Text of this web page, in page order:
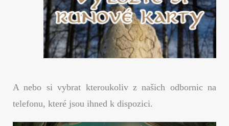
A nebo si vybrat kteroukoliv z našich odbornic na
telefonu, které jsou ihned k dispozici.